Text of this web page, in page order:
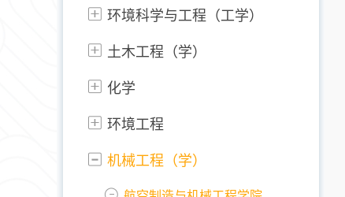
环境科学与工程（工学）
土木工程（学）
化学
环境工程
机械工程（学）